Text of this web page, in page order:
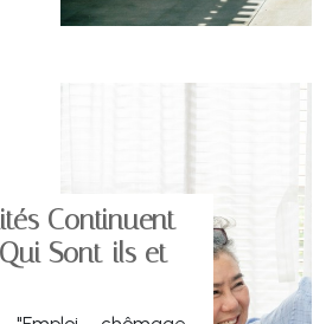
Continuent
Sont-ils et